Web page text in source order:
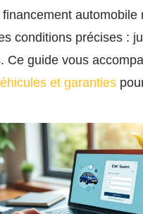
conditions précises :
Ce guide vous
et garanties